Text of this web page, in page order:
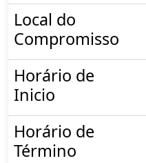
Local do
Compromisso
Horário de
Inicio
Horário de
Término